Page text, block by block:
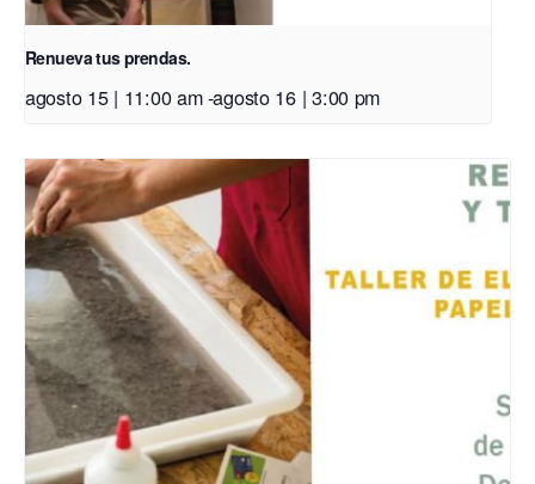
Renueva tus prendas.
agosto 15 | 11:00 am-agosto 16 | 3:00 pm